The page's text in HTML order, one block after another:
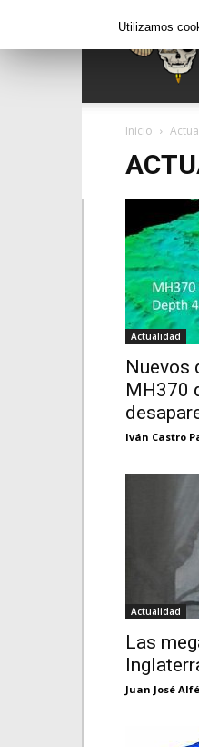
Insólito
Inicio
Actualidad
Nuevos
MH370
Iván Castro
Actualidad
Las
Juan José
Utilizamos